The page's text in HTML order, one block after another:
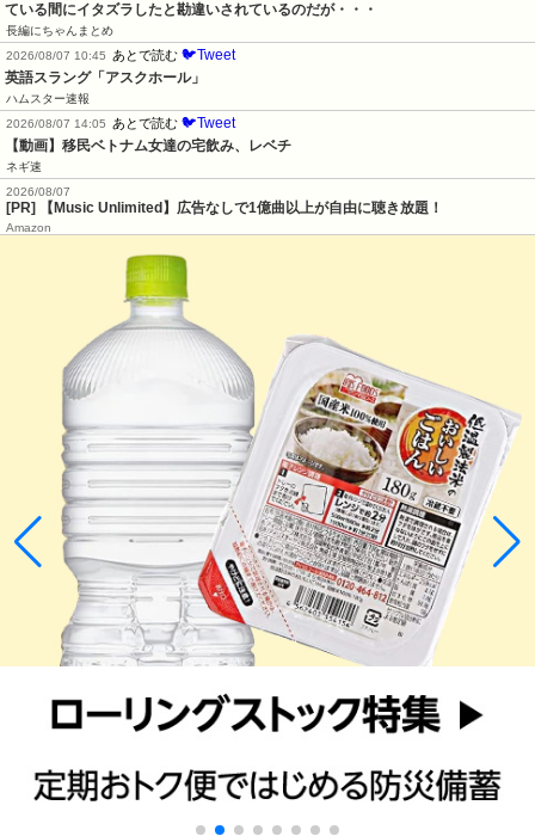
ている間にイタズラしたと勘違いされているのだが・・・
長編にちゃんまとめ
2026/08/07 10:45
あとで読む 🐦Tweet
英語スラング「アスクホール」
ハムスター速報
2026/08/07 14:05
あとで読む 🐦Tweet
【動画】移民ベトナム女達の宅飲み、レベチ
ネギ速
2026/08/07
[PR] 【Music Unlimited】広告なしで1億曲以上が自由に聴き放題！
Amazon